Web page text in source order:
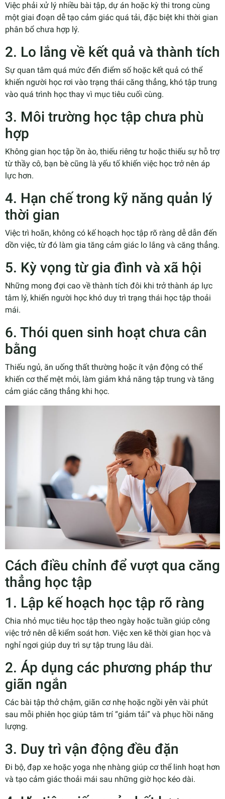
Việc phải xử lý nhiều bài tập, dự án hoặc kỳ thi trong cùng
một giai đoạn dễ tạo cảm giác quá tải, đặc biệt khi thời gian
phân bổ chưa hợp lý.
2. Lo lắng về kết quả và thành tích
Sự quan tâm quá mức đến điểm số hoặc kết quả có thể
khiến người học rơi vào trạng thái căng thẳng, khó tập trung
vào quá trình học thay vì mục tiêu cuối cùng.
3. Môi trường học tập chưa phù
hợp
Không gian học tập ồn ào, thiếu riêng tư hoặc thiếu sự hỗ trợ
từ thầy cô, bạn bè cũng là yếu tố khiến việc học trở nên áp
lực hơn.
4. Hạn chế trong kỹ năng quản lý
thời gian
Việc trì hoãn, không có kế hoạch học tập rõ ràng dễ dẫn đến
dồn việc, từ đó làm gia tăng cảm giác lo lắng và căng thẳng.
5. Kỳ vọng từ gia đình và xã hội
Những mong đợi cao về thành tích đôi khi trở thành áp lực
tâm lý, khiến người học khó duy trì trạng thái học tập thoải
mái.
6. Thói quen sinh hoạt chưa cân
bằng
Thiếu ngủ, ăn uống thất thường hoặc ít vận động có thể
khiến cơ thể mệt mỏi, làm giảm khả năng tập trung và tăng
cảm giác căng thẳng khi học.
Cách điều chỉnh để vượt qua căng
thẳng học tập
1. Lập kế hoạch học tập rõ ràng
Chia nhỏ mục tiêu học tập theo ngày hoặc tuần giúp công
việc trở nên dễ kiểm soát hơn. Việc xen kẽ thời gian học và
nghỉ ngơi giúp duy trì sự tập trung lâu dài.
2. Áp dụng các phương pháp thư
giãn ngắn
Các bài tập thở chậm, giãn cơ nhẹ hoặc ngồi yên vài phút
sau mỗi phiên học giúp tâm trí “giảm tải” và phục hồi năng
lượng.
3. Duy trì vận động đều đặn
Đi bộ, đạp xe hoặc yoga nhẹ nhàng giúp cơ thể linh hoạt hơn
và tạo cảm giác thoải mái sau những giờ học kéo dài.